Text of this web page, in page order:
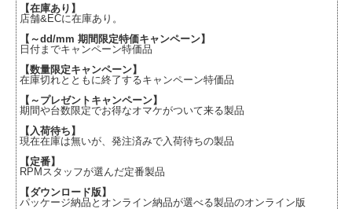
【在庫あり】
店舗&ECに在庫あり。
【～dd/mm 期間限定特価キャンペーン】
日付までキャンペーン特価品
【数量限定キャンペーン】
在庫切れとともに終了するキャンペーン特価品
【～プレゼントキャンペーン】
期間や台数限定でお得なオマケがついて来る製品
【入荷待ち】
現在在庫は無いが、発注済みで入荷待ちの製品
【定番】
RPMスタッフが選んだ定番製品
【ダウンロード版】
パッケージ納品とオンライン納品が選べる製品のオンライン版